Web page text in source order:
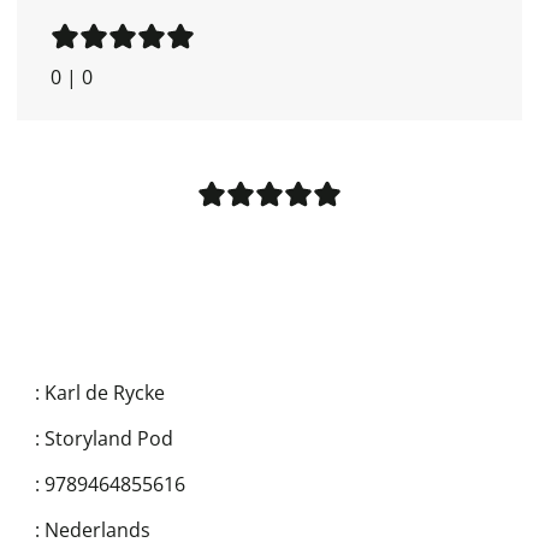
0 | 0
: Karl de Rycke
: Storyland Pod
: 9789464855616
: Nederlands